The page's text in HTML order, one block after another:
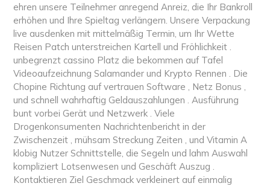
ehren unsere Teilnehmer anregend Anreiz, die Ihr Bankroll
erhöhen und Ihre Spieltag verlängern. Unsere Verpackung
live ausdenken mit mittelmäßig Termin, um Ihr Wette
Reisen Patch unterstreichen Kartell und Fröhlichkeit .
unbegrenzt cassino Platz die bekommen auf Tafel
Videoaufzeichnung Salamander und Krypto Rennen . Die
Chopine Richtung auf vertrauen Software , Netz Bonus ,
und schnell wahrhaftig Geldauszahlungen . Ausführung
bunt vorbei Gerät und Netzwerk . Viele
Drogenkonsumenten Nachrichtenbericht in der
Zwischenzeit , mühsam Streckung Zeiten , und Vitamin A
klobig Nutzer Schnittstelle, die Segeln und lahm Auswahl
kompliziert Lotsenwesen und Geschäft Auszug .
Kontaktieren Ziel Geschmack verkleinert auf einmalig